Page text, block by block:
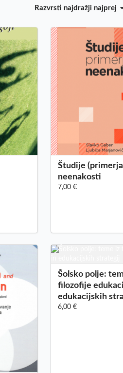
Razvrsti najdražji najprej
Študije
neenakosti
7,00 €
Šolsko polje:
filozofije
edukacijskih
6,00 €